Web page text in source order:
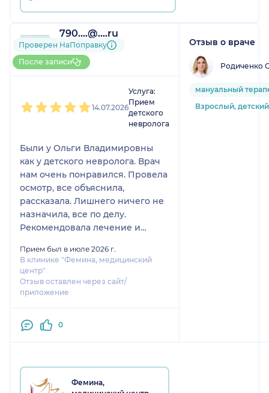
790....@....ru
1 отзыв
До 5 записей через
НаПоправку
Проверен НаПоправку
После записи
14.07.2026
Услуга:
Прием
детского
невролога
Были у Ольги Владимировны
как у детского невролога. Врач
нам очень понравился. Провела
осмотр, все объяснила,
рассказала. Лишнего ничего не
назначила, все по делу.
Рекомендовала лечение и
гастроэнтеролога.
Компетентность, культура
общения, все на достойно
уровне. Со словами врача была
Рекомендую данного
специалиста как детского
Прием был в июле 2026 г.
В клинике "Фемина, медицинский
центр"
Отзыв оставлен через сайт/
приложение
0
Отзыв о враче
Родиченко
мануальный
Взрослый, детский
Фемина,